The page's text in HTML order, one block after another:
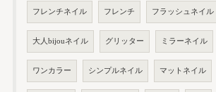
フレンチネイル フレンチ フラッシュネイル
大人bijouネイル グリッター ミラーネイル
ワンカラー シンプルネイル マットネイル